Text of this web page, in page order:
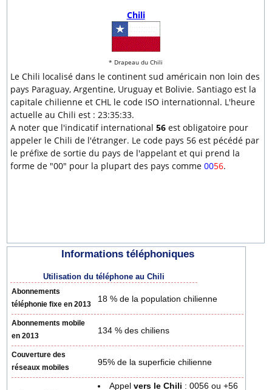
Chili
* Drapeau du Chili
Le Chili localisé dans le continent sud américain non loin des
pays Paraguay, Argentine, Uruguay et Bolivie. Santiago est la
capitale chilienne et CHL le code ISO internationnal. L'heure
actuelle au Chili est : 23:35:33.
A noter que l'indicatif international56 est obligatoire pour
appeler le Chili de l'étranger. Le code pays 56 est pécédé par
le préfixe de sortie du pays de l'appelant et qui prend la
forme de "00" pour la plupart des pays comme0056.
Informations téléphoniques
Utilisation du téléphone au Chili
Abonnements
téléphonie fixe en 2013
18 % de la population chilienne
Abonnements mobile
en 2013
134 % des chiliens
Couverture des
réseaux mobiles
95% de la superficie chilienne
Appelvers le Chili : 0056 ou +56